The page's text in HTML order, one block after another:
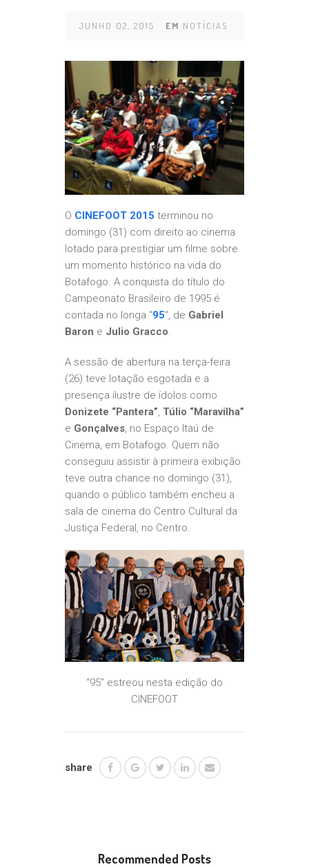
JUNHO 02, 2015 EM NOTÍCIAS
O CINEFOOT 2015 terminou no
domingo (31) com direito ao cinema
lotado para prestigiar um filme sobre
um momento histórico na vida do
Botafogo. A conquista do título do
Campeonato Brasileiro de 1995 é
contada no longa “95“, de Gabriel
Baron e Julio Gracco.
A sessão de abertura na terça-feira
(26) teve lotação esgotada e a
presença ilustre de ídolos como
Donizete “Pantera”, Túlio “Maravilha”
e Gonçalves, no Espaço Itaú de
Cinema, em Botafogo. Quem não
conseguiu assistir à primeira exibição
teve outra chance no domingo (31),
quando o público também encheu a
sala de cinema do Centro Cultural da
Justiça Federal, no Centro.
“95” estreou nesta edição do
CINEFOOT
share
Recommended Posts